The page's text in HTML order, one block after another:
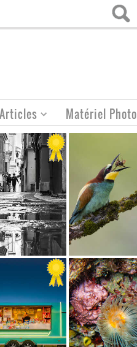
Articles Matériel Photo